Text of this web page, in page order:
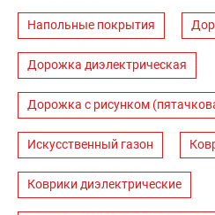
Напольные покрытия
Дорожка диэлектрическая
Дорожка с рисунком
Искусственный газон
Коврики диэлектрические